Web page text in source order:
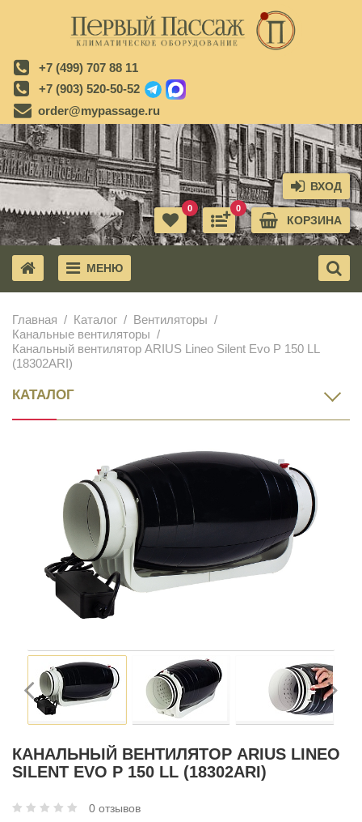
+7 (499) 707 88 11
+7 (903) 520-50-52
order@mypassage.ru
ВХОД
КОРЗИНА
0
0
МЕНЮ
Главная Каталог
Вентиляторы
Канальные вентиляторы
Канальный вентилятор ARIUS Lineo Silent Evo P 150 LL
(18302ARI)
КАТАЛОГ
КАНАЛЬНЫЙ ВЕНТИЛЯТОР ARIUS LINEO
SILENT EVO P 150 LL (18302ARI)
0 отзывов